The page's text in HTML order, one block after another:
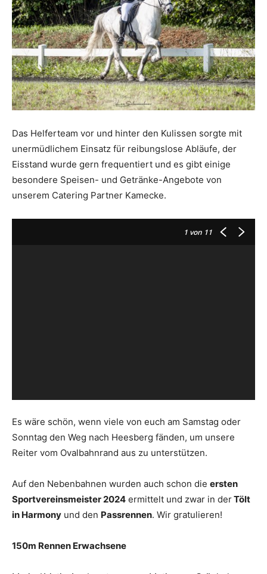
Das Helferteam vor und hinter den Kulissen sorgte mit
unermüdlichem Einsatz für reibungslose Abläufe, der
Eisstand wurde gern frequentiert und es gibt einige
besondere Speisen- und Getränke-Angebote von
unserem Catering Partner Kamecke.
1 von 11
Es wäre schön, wenn viele von euch am Samstag oder
Sonntag den Weg nach Heesberg fänden, um unsere
Reiter vom Ovalbahnrand aus zu unterstützen.
Auf den Nebenbahnen wurden auch schon die ersten
Sportvereinsmeister 2024 ermittelt und zwar in derTölt
in Harmony und den Passrennen. Wir gratulieren!
150m Rennen Erwachsene